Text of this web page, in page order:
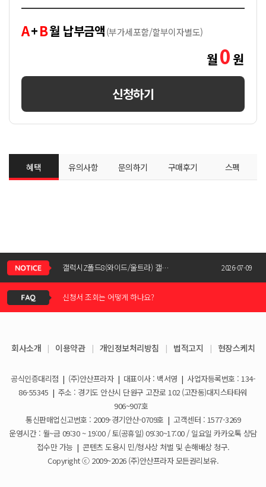
A+B월 납부금액(부가세포함/할부이자별도)
월0 원
신청하기
혜택 유의사항 문의하기 구매후기 스펙
갤럭시Z폴드8(와이드/울트라) 갤럭시Z플립8 사전예약 공지사항 2026-07-09
아이폰17e 사전예약 공지사항
갤럭시S26 사전예약 공지사항
신청서 조회는 어떻게 하나요?
결합할인은 어떻게 받을 수 있나요?
휴대폰 일시불로 구매도 가능한가요?
요금제 변경은 언제할 수 있나요?
더블할인카드는 어떻게 등록 하나요?
휴대폰 구매 후 불량이면 어떻게 하나요?
회사소개 | 이용약관 | 개인정보처리방침 | 법적고지 | 현장스케치
공식인증대리점 | (주)안산프라자 | 대표이사 : 백서영 | 사업자등록번호 : 134-
86-55345 | 주소 : 경기도 안산시 단원구 고잔로 102 (고잔동)대지스타타워
906~907호
통신판매업신고번호 : 2009-경기안산-0709호 | 고객센터 : 1577-3269
운영시간 : 월~금 09:30 ~ 19:00 / 토(공휴일) 09:30~17:00 / 일요일 카카오톡 상담
접수만 가능 | 콘텐츠 도용시 민/형사상 처벌 및 손해배상 청구.
Copyright ⓒ 2009~2026 (주)안산프라자 모든권리보유.